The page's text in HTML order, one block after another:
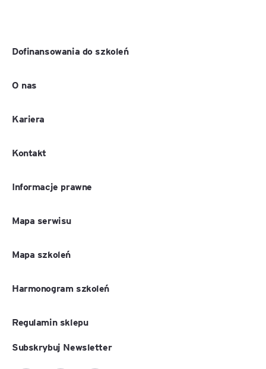
Dofinansowania do szkoleń
O nas
Kariera
Kontakt
Informacje prawne
Mapa serwisu
Mapa szkoleń
Harmonogram szkoleń
Regulamin sklepu
Subskrybuj Newsletter